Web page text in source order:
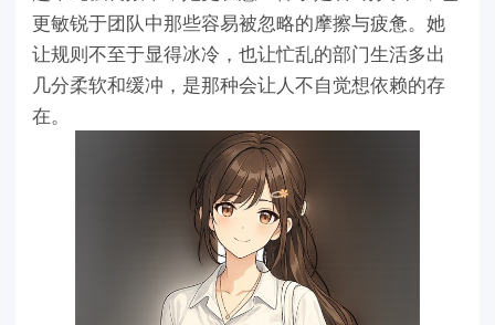
更敏锐于团队中那些容易被忽略的摩擦与疲惫。她
让规则不至于显得冰冷，也让忙乱的部门生活多出
几分柔软和缓冲，是那种会让人不自觉想依赖的存
在。